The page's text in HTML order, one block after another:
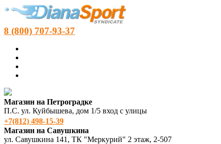
8 (800) 707-93-37
Магазин на Петроградке
П.С. ул. Куйбышева, дом 1/5 вход с улицы
+7(812) 498‑15-39
Магазин на Савушкина
ул. Савушкина 141, ТК "Меркурий" 2 этаж, 2-507